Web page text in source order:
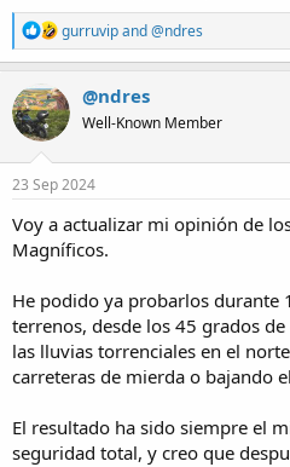
R
e
a
t
i
n
s
gurruvipand@ndres
@ndres
Well-Known Member
23 Sep 2024
Voy a actualizar mi opinión de
Magníficos.
He podido ya probarlos
terrenos, desde los 45 grados
las lluvias torrenciales en el
carreteras de mierda o bajando
El resultado ha sido siempre el
seguridad total, y creo que